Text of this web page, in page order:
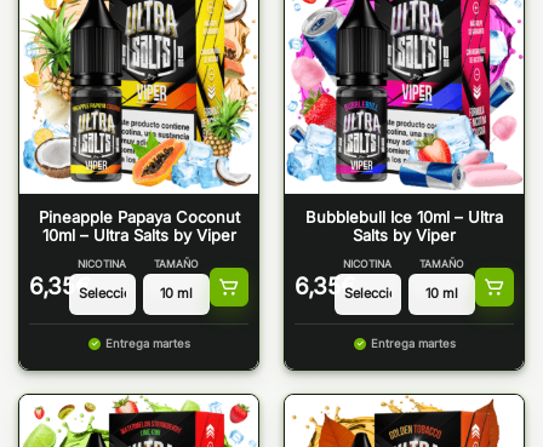
Pineapple Papaya Coconut
10ml – Ultra Salts by Viper
6,35 €
NICOTINA TAMAÑO
Entrega martes
Bubblebull Ice 10ml – Ultra
Salts by Viper
6,35 €
NICOTINA TAMAÑO
Entrega martes